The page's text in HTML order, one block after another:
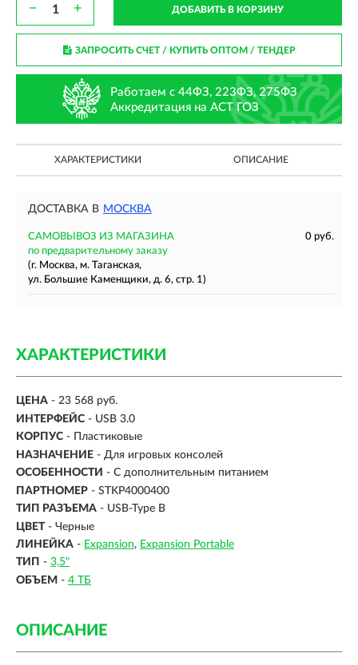
− + ДОБАВИТЬ В КОРЗИНУ
ЗАПРОСИТЬ СЧЕТ / КУПИТЬ ОПТОМ/ ТЕНДЕР
Работаем с 44ФЗ, 223ФЗ, 275ФЗ
Аккредитация на АСТ ГОЗ
ХАРАКТЕРИСТИКИ ОПИСАНИЕ
ДОСТАВКА В МОСКВА
САМОВЫВОЗ ИЗ МАГАЗИНА
0 руб.
по предварительному заказу
(г. Москва, м. Таганская,
ул. Большие Каменщики, д. 6, стр. 1)
ХАРАКТЕРИСТИКИ
ЦЕНА - 23 568 руб.
ИНТЕРФЕЙС - USB 3.0
КОРПУС -
Пластиковые
НАЗНАЧЕНИЕ - Для игровых консолей
ОСОБЕННОСТИ - С дополнительным питанием
ПАРТНОМЕР - STKP4000400
ТИП РАЗЪЕМА - USB-Type B
ЦВЕТ - Черные
ЛИНЕЙКА - Expansion
Expansion Portable
ТИП - 3,5"
ОБЪЕМ - 4 ТБ
ОПИСАНИЕ